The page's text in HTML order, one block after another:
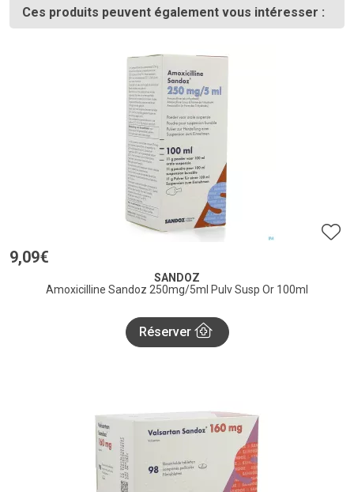
Ces produits peuvent également vous intéresser :
9,09€
SANDOZ
Amoxicilline Sandoz 250mg/5ml Pulv Susp Or 100ml
Réserver